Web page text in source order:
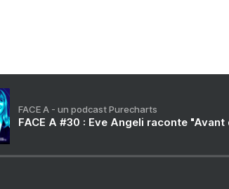
FACE A - un podcast Purecharts
FACE A #30 : Eve Angeli raconte